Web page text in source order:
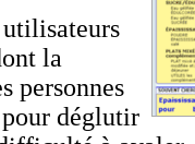
utilisateurs
la
personnes
déglutir